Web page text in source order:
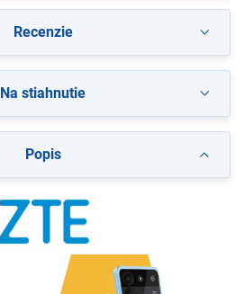
Popis
Recenzie
Na stiahnutie